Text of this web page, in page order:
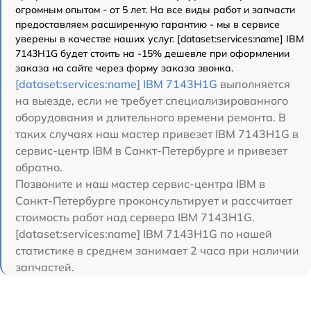
огромным опытом - от 5 лет. На все виды работ и запчасти
предоставляем расширенную гарантию - мы в сервисе
уверены в качестве наших услуг. [dataset:services:name] IBM
7143H1G будет стоить на -15% дешевле при оформлении
заказа на сайте через форму заказа звонка.
[dataset:services:name] IBM 7143H1G выполняется
на выезде, если не требует специализированного
оборудования и длительного времени ремонта. В
таких случаях наш мастер привезет IBM 7143H1G в
сервис-центр IBM в Санкт-Петербурге и привезет
обратно.
Позвоните и наш мастер сервис-центра IBM в
Санкт-Петербурге проконсультирует и рассчитает
стоимость работ над сервера IBM 7143H1G.
[dataset:services:name] IBM 7143H1G по нашей
статистике в среднем занимает 2 часа при наличии
запчастей.